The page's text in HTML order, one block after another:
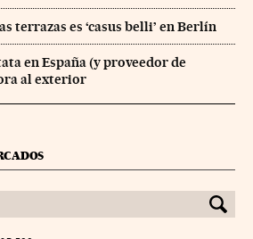
terrazas es ‘casus belli’ en Berlín
en España (y proveedor de
al exterior